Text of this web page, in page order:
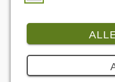
Magazin für die
Entscheider -
ihrem
of-bike.de zeigen